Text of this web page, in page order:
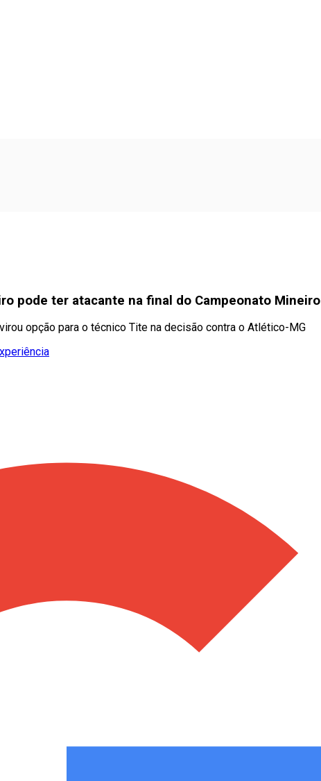
pode ter atacante na final do Campeonato Mineiro
opção para o técnico Tite na decisão contra o Atlético-MG